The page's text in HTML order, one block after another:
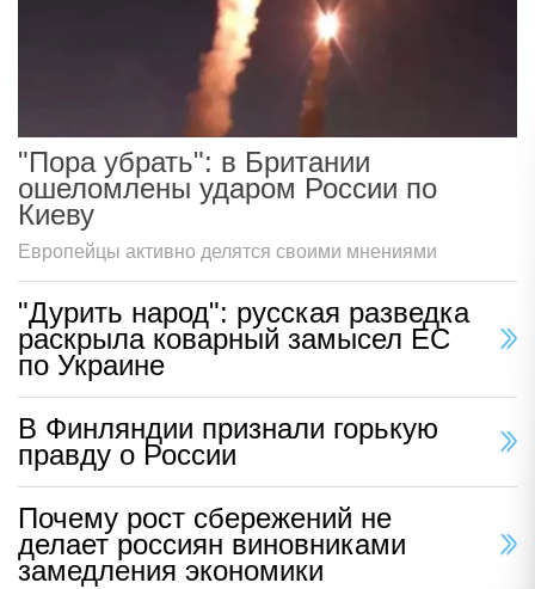
"Пора убрать": в Британии
ошеломлены ударом России по
Киеву
Европейцы активно делятся своими мнениями
"Дурить народ": русская разведка
раскрыла коварный замысел ЕС
по Украине
В Финляндии признали горькую
правду о России
Почему рост сбережений не
делает россиян виновниками
замедления экономики